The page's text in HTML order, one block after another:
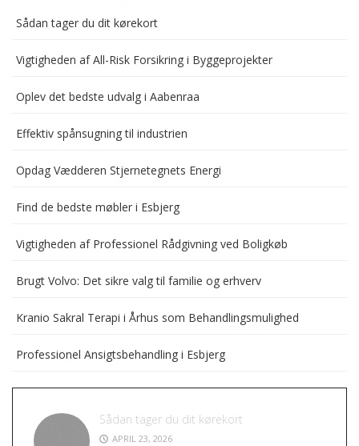
Sådan tager du dit kørekort
Vigtigheden af All-Risk Forsikring i Byggeprojekter
Oplev det bedste udvalg i Aabenraa
Effektiv spånsugning til industrien
Opdag Vædderen Stjernetegnets Energi
Find de bedste møbler i Esbjerg
Vigtigheden af Professionel Rådgivning ved Boligkøb
Brugt Volvo: Det sikre valg til familie og erhverv
Kranio Sakral Terapi i Århus som Behandlingsmulighed
Professionel Ansigtsbehandling i Esbjerg
Sådan tager du dit kørekort
APRIL 23, 2026